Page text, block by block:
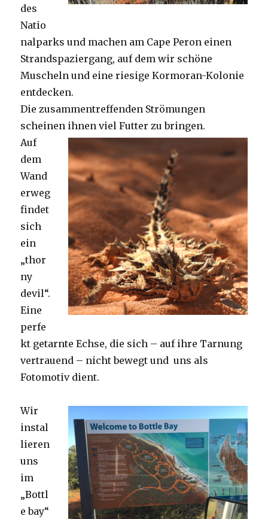
des
Natio
nalparks und machen am Cape Peron einen
Strandspaziergang, auf dem wir schöne
Muscheln und eine riesige Kormoran-Kolonie
entdecken.
Die zusammentreffenden Strömungen
scheinen ihnen viel Futter zu bringen.
Auf
dem
Wand
erweg
findet
sich
ein
„thor
ny
devil“.
Eine
perfe
kt getarnte Echse, die sich – auf ihre Tarnung
vertrauend – nicht bewegt und uns als
Fotomotiv dient.
Wir
instal
lieren
uns
im
„Bottl
e bay“